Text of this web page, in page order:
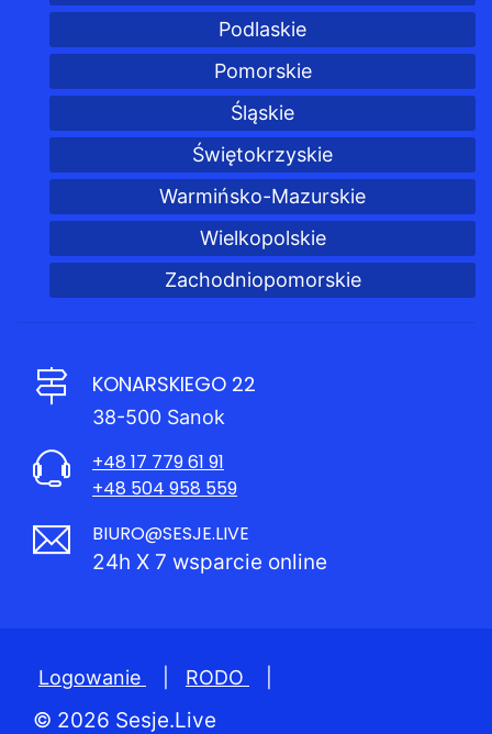
Podlaskie
Pomorskie
Śląskie
Świętokrzyskie
Warmińsko-Mazurskie
Wielkopolskie
Zachodniopomorskie
KONARSKIEGO 22
38-500 Sanok
+48 17 779 61 91
+48 504 958 559
BIURO@SESJE.LIVE
24h X 7 wsparcie online
Logowanie RODO
© 2026 Sesje.Live